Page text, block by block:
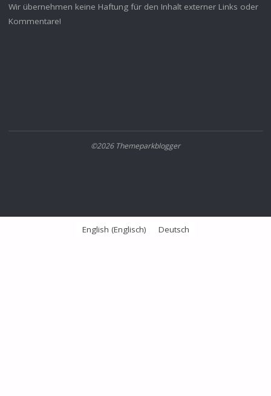
Wir übernehmen keine Haftung für den Inhalt externer Links oder
Kommentare!
©2026 Themeparkblogger
English (Englisch) Deutsch